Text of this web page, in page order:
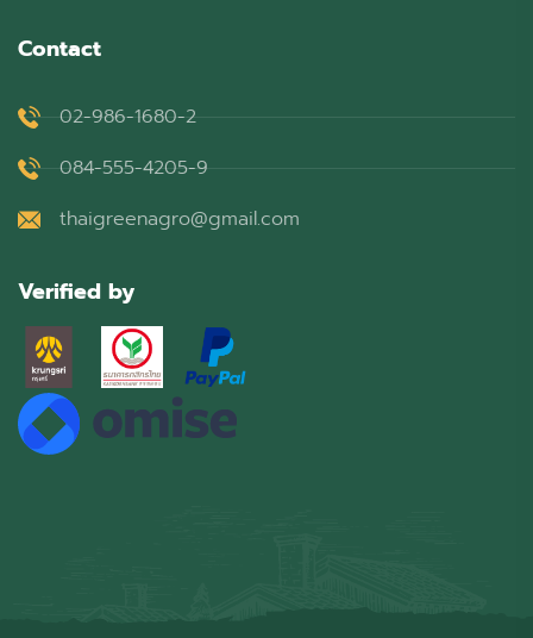
Contact
02-986-1680-2
084-555-4205-9
thaigreenagro@gmail.com
Verified by